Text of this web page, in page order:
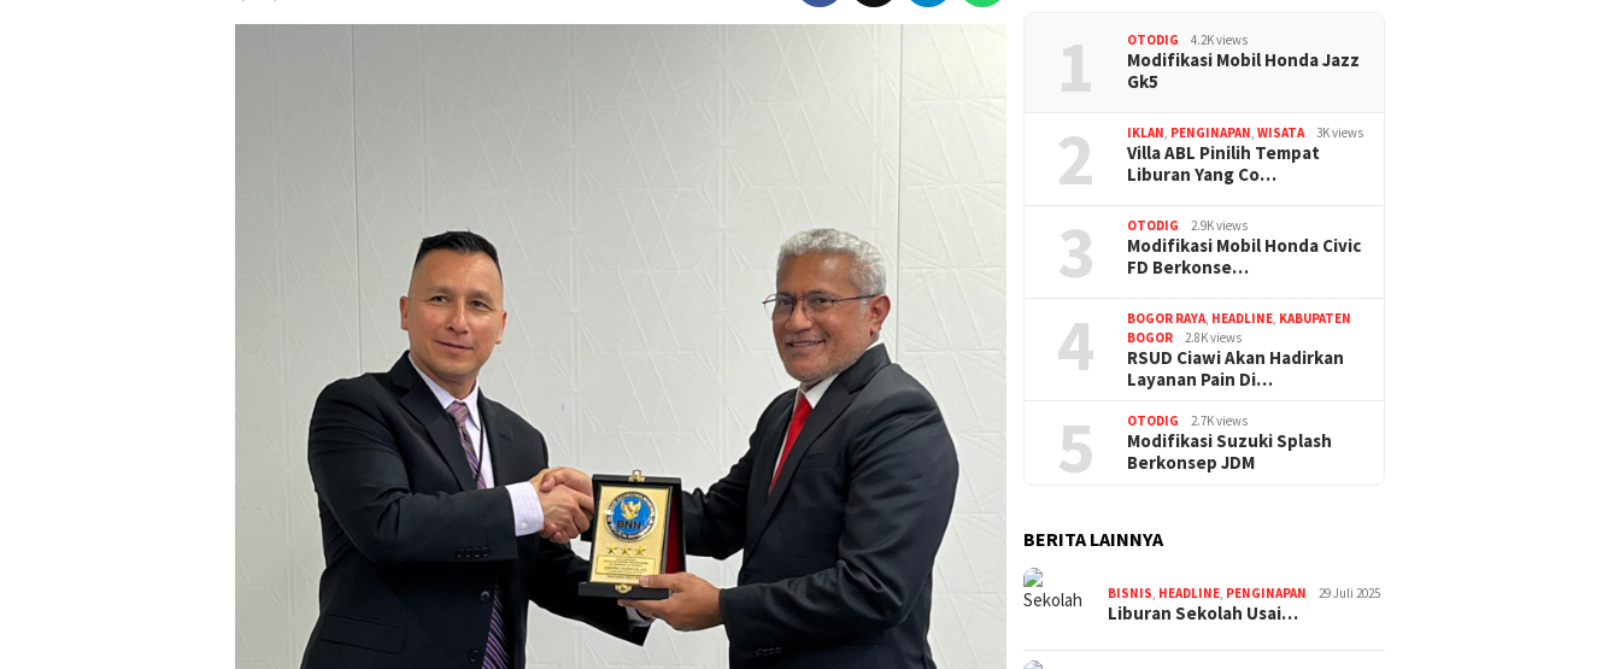
1 OTODIG 4.2K views
Modifikasi Mobil Honda Jazz
Gk5
2 IKLAN, PENGINAPAN,WISATA 3K views
Villa ABL Pinilih Tempat
Liburan Yang Co…
3 OTODIG 2.9K views
Modifikasi Mobil Honda Civic
FD Berkonse…
4 BOGOR RAYA, HEADLINE, KABUPATEN
BOGOR
2.8K views
RSUD Ciawi Akan Hadirkan
Layanan Pain Di…
5 OTODIG 2.7K views
Modifikasi Suzuki Splash
Berkonsep JDM
BERITA LAINNYA
BISNIS, HEADLINE, PENGINAPAN 29 Juli 2025
Liburan Sekolah Usai…